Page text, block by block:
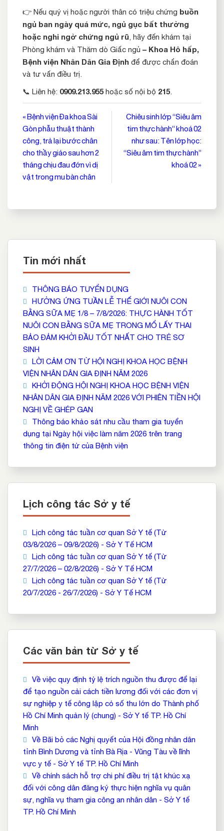
👉 Nếu quý vị hoặc người thân có triệu chứng buồn
ngủ ban ngày quá mức, ngủ gục bất thường
hoặc nghi ngờ chứng ngủ rũ, hãy đến khám tại
Phòng khám và Thăm dò Giấc ngủ – Khoa Hô hấp,
Bệnh viện Nhân Dân Gia Định để được chẩn đoán
và tư vấn điều trị.
📞 Liên hệ: 0909.213.955 hoặc số nội bộ 215.
Điều
hướng
bài
viết
« Bệnh viện Đa khoa Sài
Gòn phẫu thuật thành
công, trả lại bước chân
cho thầy giáo sau hơn 2
tháng chịu đau đớn vì dị
vật trong mu bàn chân
Chiêu sinh lớp “Siêu âm
tim thực hành” khoá 02
như sau: Tên lớp học:
“Siêu âm tim thực hành”
khoá 02 »
Tin mới nhất
THÔNG BÁO TUYỂN DỤNG
HƯỞNG ỨNG TUẦN LỄ THẾ GIỚI NUÔI CON
BẰNG SỮA MẸ 1/8 – 7/8/2026: THỰC HÀNH TỐT
NUÔI CON BẰNG SỮA MẸ TRONG MỔ LẤY THAI
BẢO ĐẢM KHỞI ĐẦU TỐT NHẤT CHO TRẺ SƠ
SINH
LỜI CẢM ƠN TỪ HỘI NGHỊ KHOA HỌC BỆNH
VIỆN NHÂN DÂN GIA ĐỊNH NĂM 2026
KHỞI ĐỘNG HỘI NGHỊ KHOA HỌC BỆNH VIỆN
NHÂN DÂN GIA ĐỊNH NĂM 2026 VỚI PHIÊN TIỀN HỘI
NGHỊ VỀ GHÉP GAN
Thông báo khảo sát nhu cầu tham gia tuyển
dụng tại Ngày hội việc làm năm 2026 trên trang
thông tin điện tử của Bệnh viện
Lịch công tác Sở y tế
Lịch công tác tuần cơ quan Sở Y tế (Từ
03/8/2026 – 09/8/2026) - Sở Y Tế HCM
Lịch công tác tuần cơ quan Sở Y tế (Từ
27/7/2026 – 02/8/2026) - Sở Y Tế HCM
Lịch công tác tuần cơ quan Sở Y tế (Từ
20/7/2026 - 26/7/2026) - Sở Y Tế HCM
Các văn bản từ Sở y tế
Về việc quy định tỷ lệ trích nguồn thu được để lại
để tạo nguồn cải cách tiền lương đối với các đơn vị
sự nghiệp y tế công lập có số thu lớn do Thành phố
Hồ Chí Minh quản lý (chung) - Sở Y tế TP. Hồ Chí
Minh
Về Bãi bỏ các Nghị quyết của Hội đồng nhân dân
tỉnh Bình Dương và tỉnh Bà Rịa - Vũng Tàu về lĩnh
vực y tế - Sở Y tế TP. Hồ Chí Minh
Về chính sách hỗ trợ chi phí điều trị tật khúc xạ
đối với công dân đăng ký thực hiện nghĩa vụ quân
sự, nghĩa vụ tham gia công an nhân dân - Sở Y tế
TP. Hồ Chí Minh